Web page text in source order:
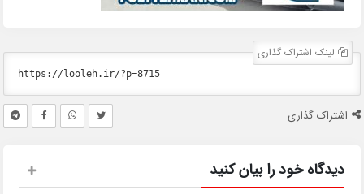
لینک اشتراک گذاری
اشتراک گذاری
دیدگاه خود را بیان کنید